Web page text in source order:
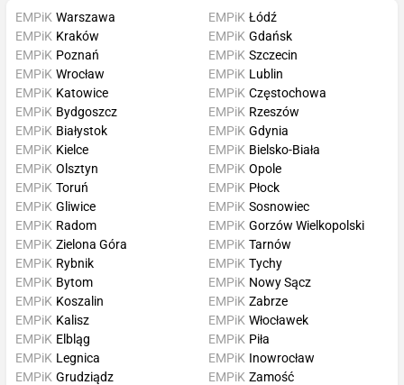
EMPiK Warszawa
EMPiK Kraków
EMPiK Poznań
EMPiK Wrocław
EMPiK Łódź
EMPiK Gdańsk
EMPiK Szczecin
EMPiK Lublin
EMPiK Katowice
EMPiK Bydgoszcz
EMPiK Białystok
EMPiK Kielce
EMPiK Częstochowa
EMPiK Rzeszów
EMPiK Gdynia
EMPiK Bielsko-Biała
EMPiK Olsztyn
EMPiK Toruń
EMPiK Gliwice
EMPiK Radom
EMPiK Opole
EMPiK Płock
EMPiK Sosnowiec
EMPiK Gorzów Wielkopolski
EMPiK Zielona Góra
EMPiK Rybnik
EMPiK Bytom
EMPiK Koszalin
EMPiK Tarnów
EMPiK Tychy
EMPiK Nowy Sącz
EMPiK Zabrze
EMPiK Kalisz
EMPiK Elbląg
EMPiK Legnica
EMPiK Grudziądz
EMPiK Włocławek
EMPiK Piła
EMPiK Inowrocław
EMPiK Zamość